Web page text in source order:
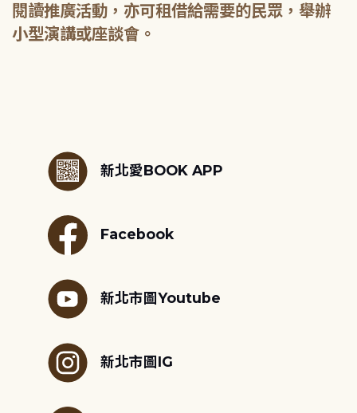
閱讀推廣活動，亦可租借給需要的民眾，舉辦
小型演講或座談會。
新北愛BOOK APP
Facebook
新北市圖Youtube
新北市圖IG